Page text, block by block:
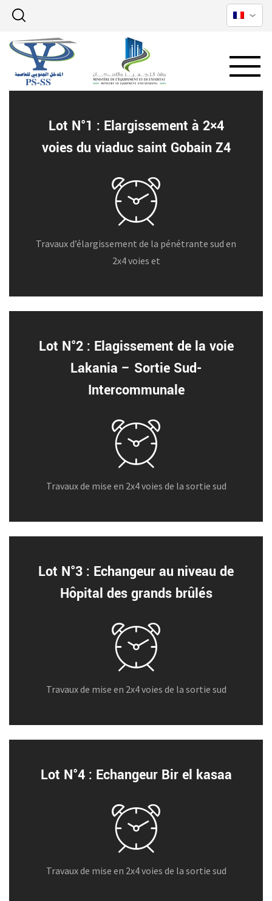
Lot N°1 : Elargissement à 2×4
voies du viaduc saint Gobain Z4
Travaux d’élargissement de la pénétrante sud en
2x4 voies et
Lot N°2 : Elagissement de la voie
Lakania – Sortie Sud-
Intercommunale
Travaux de mise en 2x4 voies de la sortie sud
Lot N°3 : Echangeur au niveau de
Hôpital des grands brûlés
Travaux de mise en 2x4 voies de la sortie sud
Lot N°4 : Echangeur Bir el kasaa
Travaux de mise en 2x4 voies de la sortie sud